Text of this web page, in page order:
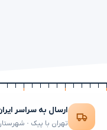
ارسال به سراسر
تهران با پیک ·